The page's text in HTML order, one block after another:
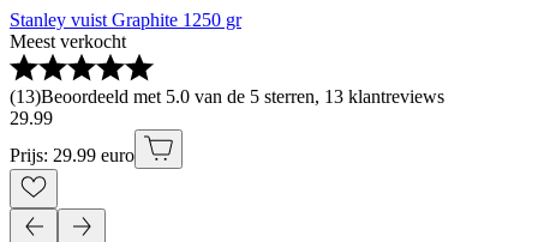
Stanley vuist Graphite 1250 gr
Meest verkocht
(13)Beoordeeld met 5.0 van de 5 sterren, 13 klantreviews
29.99
Prijs: 29.99 euro